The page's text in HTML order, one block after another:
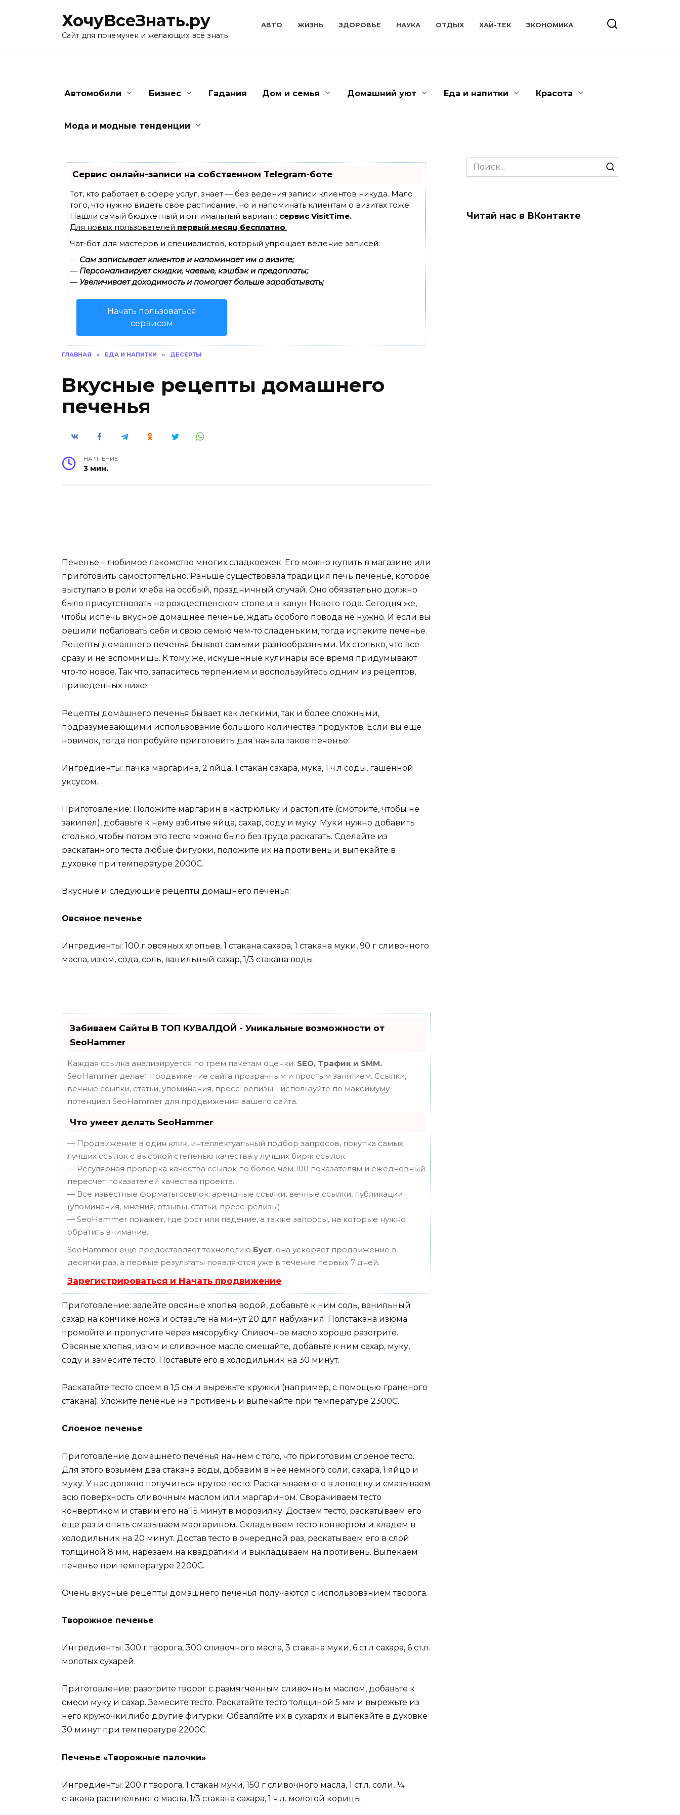
ХочуВсеЗнать.ру
Сайт для почемучек и желающих всё знать
АВТО ЖИЗНЬ ЗДОРОВЬЕ НАУКА ОТДЫХ ХАЙ-ТЕК ЭКОНОМИКА
Автомобили Бизнес Гадания Дом и семья Домашний уют Еда и напитки Красота
Мода и модные тенденции
Сервис онлайн-записи на собственном Telegram-боте
Тот, кто работает в сфере услуг, знает — без ведения записи клиентов никуда. Мало
того, что нужно видеть свое расписание, но и напоминать клиентам о визитах тоже.
Нашли самый бюджетный и оптимальный вариант: сервис VisitTime.
Для новых пользователей первый месяц бесплатно.
Чат-бот для мастеров и специалистов, который упрощает ведение записей:
— Сам записывает клиентов и напоминает им о визите;
— Персонализирует скидки, чаевые, кэшбэк и предоплаты;
— Увеличивает доходимость и помогает больше зарабатывать;
Начать пользоваться
сервисом
ГЛАВНАЯ » ЕДА И НАПИТКИ » ДЕСЕРТЫ
Вкусные рецепты домашнего
печенья
НА ЧТЕНИЕ
3 мин.
Печенье – любимое лакомство многих сладкоежек. Его можно купить в магазине или
приготовить самостоятельно. Раньше существовала традиция печь печенье, которое
выступало в роли хлеба на особый, праздничный случай. Оно обязательно должно
было присутствовать на рождественском столе и в канун Нового года. Сегодня же,
чтобы испечь вкусное домашнее печенье, ждать особого повода не нужно. И если вы
решили побаловать себя и свою семью чем-то сладеньким, тогда испеките печенье.
Рецепты домашнего печенья бывают самыми разнообразными. Их столько, что все
сразу и не вспомнишь. К тому же, искушенные кулинары все время придумывают
что-то новое. Так что, запаситесь терпением и воспользуйтесь одним из рецептов,
приведенных ниже.
Рецепты домашнего печенья бывает как легкими, так и более сложными,
подразумевающими использование большого количества продуктов. Если вы еще
новичок, тогда попробуйте приготовить для начала такое печенье:
Ингредиенты: пачка маргарина, 2 яйца, 1 стакан сахара, мука, 1 ч.л соды, гашенной
уксусом.
Приготовление: Положите маргарин в кастрюльку и растопите (смотрите, чтобы не
закипел), добавьте к нему взбитые яйца, сахар, соду и муку. Муки нужно добавить
столько, чтобы потом это тесто можно было без труда раскатать. Сделайте из
раскатанного теста любые фигурки, положите их на противень и выпекайте в
духовке при температуре 2000С.
Вкусные и следующие рецепты домашнего печенья:
Овсяное печенье
Ингредиенты: 100 г овсяных хлопьев, 1 стакана сахара, 1 стакана муки, 90 г сливочного
масла, изюм, сода, соль, ванильный сахар, 1/3 стакана воды.
Забиваем Сайты В ТОП КУВАЛДОЙ - Уникальные возможности от
SeoHammer
Каждая ссылка анализируется по трем пакетам оценки: SEO, Трафик и SMM.
SeoHammer делает продвижение сайта прозрачным и простым занятием. Ссылки,
вечные ссылки, статьи, упоминания, пресс-релизы - используйте по максимуму
потенциал SeoHammer для продвижения вашего сайта.
Что умеет делать SeoHammer
— Продвижение в один клик, интеллектуальный подбор запросов, покупка самых
лучших ссылок с высокой степенью качества у лучших бирж ссылок.
— Регулярная проверка качества ссылок по более чем 100 показателям и ежедневный
пересчет показателей качества проекта.
— Все известные форматы ссылок: арендные ссылки, вечные ссылки, публикации
(упоминания, мнения, отзывы, статьи, пресс-релизы).
— SeoHammer покажет, где рост или падение, а также запросы, на которые нужно
обратить внимание.
SeoHammer еще предоставляет технологию Буст, она ускоряет продвижение в
десятки раз, а первые результаты появляются уже в течение первых 7 дней.
Зарегистрироваться и Начать продвижение
Приготовление: залейте овсяные хлопья водой, добавьте к ним соль, ванильный
сахар на кончике ножа и оставьте на минут 20 для набухания. Полстакана изюма
промойте и пропустите через мясорубку. Сливочное масло хорошо разотрите.
Овсяные хлопья, изюм и сливочное масло смешайте, добавьте к ним сахар, муку,
соду и замесите тесто. Поставьте его в холодильник на 30 минут.
Раскатайте тесто слоем в 1,5 см и вырежьте кружки (например, с помощью граненого
стакана). Уложите печенье на противень и выпекайте при температуре 2300С.
Слоеное печенье
Приготовление домашнего печенья начнем с того, что приготовим слоеное тесто.
Для этого возьмем два стакана воды, добавим в нее немного соли, сахара, 1 яйцо и
муку. У нас должно получиться крутое тесто. Раскатываем его в лепешку и смазываем
всю поверхность сливочным маслом или маргарином. Сворачиваем тесто
конвертиком и ставим его на 15 минут в морозилку. Достаем тесто, раскатываем его
еще раз и опять смазываем маргарином. Складываем тесто конвертом и кладем в
холодильник на 20 минут. Достав тесто в очередной раз, раскатываем его в слой
толщиной 8 мм, нарезаем на квадратики и выкладываем на противень. Выпекаем
печенье при температуре 2200С.
Очень вкусные рецепты домашнего печенья получаются с использованием творога.
Творожное печенье
Ингредиенты: 300 г творога, 300 сливочного масла, 3 стакана муки, 6 ст.л сахара, 6 ст.л.
молотых сухарей.
Приготовление: разотрите творог с размягченным сливочным маслом, добавьте к
смеси муку и сахар. Замесите тесто. Раскатайте тесто толщиной 5 мм и вырежьте из
него кружочки либо другие фигурки. Обваляйте их в сухарях и выпекайте в духовке
30 минут при температуре 2200С.
Печенье «Творожные палочки»
Ингредиенты: 200 г творога, 1 стакан муки, 150 г сливочного масла, 1 ст.л. соли, ¼
стакана растительного масла, 1/3 стакана сахара, 1 ч.л. молотой корицы.
Search
for:
Читай нас в ВКонтакте